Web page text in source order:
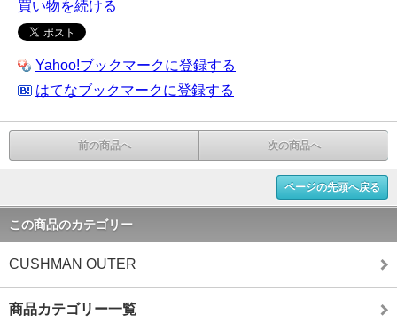
買い物を続ける
Yahoo!ブックマークに登録する
はてなブックマークに登録する
前の商品へ 次の商品へ
ページの先頭へ戻る
この商品のカテゴリー
CUSHMAN OUTER
商品カテゴリー一覧